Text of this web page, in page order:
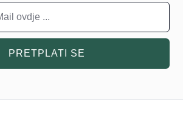
PRETPLATI SE